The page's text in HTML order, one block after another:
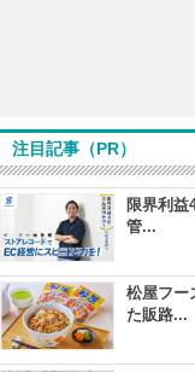
注目記事（PR）
限界利
管...
松屋フー
た販路...